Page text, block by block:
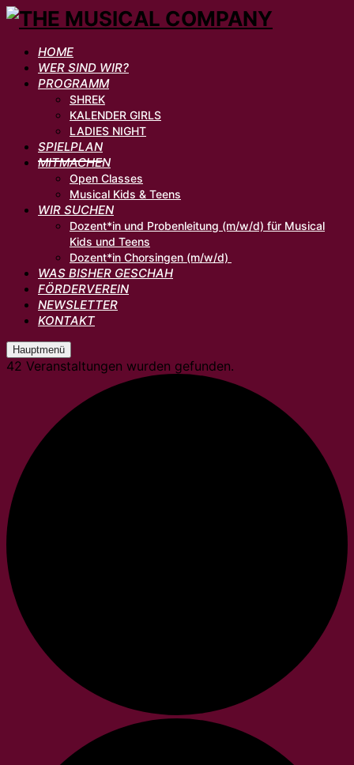
HOME
WER SIND WIR?
PROGRAMM
SHREK
KALENDER GIRLS
LADIES NIGHT
SPIELPLAN
MITMACHEN
Open Classes
Musical Kids & Teens
WIR SUCHEN
Dozent*in und Probenleitung (m/w/d) für Musical
Kids und Teens
Dozent*in Chorsingen (m/w/d)
WAS BISHER GESCHAH
FÖRDERVEREIN
NEWSLETTER
KONTAKT
Hauptmenü
42 Veranstaltungen wurden gefunden.